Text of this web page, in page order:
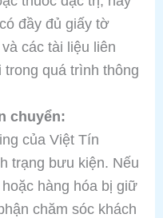
đầy đủ giấy tờ
các tài liệu liên
quá trình thông
chuyển:
của Việt Tín
trạng bưu kiện. Nếu
hàng hóa bị giữ
chăm sóc khách